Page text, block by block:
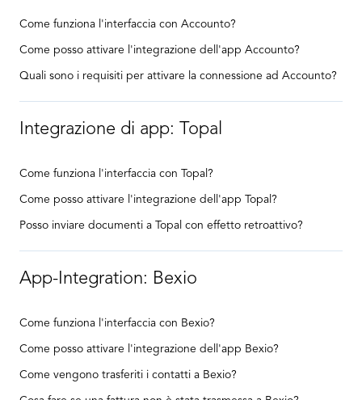
Come funziona l'interfaccia con Accounto?
Come posso attivare l'integrazione dell'app Accounto?
Quali sono i requisiti per attivare la connessione ad Accounto?
Integrazione di app: Topal
Come funziona l'interfaccia con Topal?
Come posso attivare l'integrazione dell'app Topal?
Posso inviare documenti a Topal con effetto retroattivo?
App-Integration: Bexio
Come funziona l'interfaccia con Bexio?
Come posso attivare l'integrazione dell'app Bexio?
Come vengono trasferiti i contatti a Bexio?